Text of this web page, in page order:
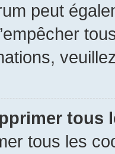
peut
tous
tous les